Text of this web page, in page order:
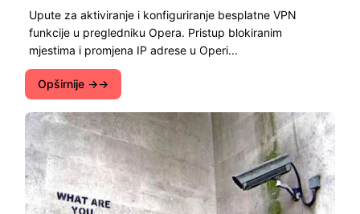
Upute za aktiviranje i konfiguriranje besplatne VPN
funkcije u pregledniku Opera. Pristup blokiranim
mjestima i promjena IP adrese u Operi...
Opširnije →